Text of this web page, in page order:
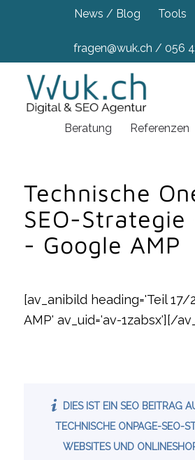
News / Blog Tools
fragen@wuk.ch / 056
Beratung Referenzen
Technische
SEO-Strategie
- Google AMP
[av_anibild heading='Teil 17/
AMP' av_uid='av-1zabsx'][/
DIES IST EIN SEO BEITRAG
TECHNISCHE ONPAGE-SEO-
WEBSITES UND